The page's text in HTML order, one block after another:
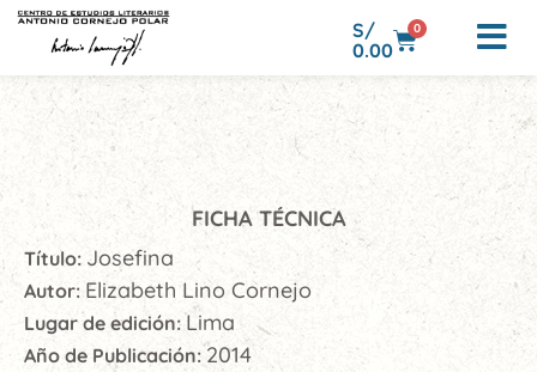
S/
0.00
0
FICHA TÉCNICA
Título: Josefina
Autor: Elizabeth Lino Cornejo
Lugar de edición: Lima
Año de Publicación: 2014